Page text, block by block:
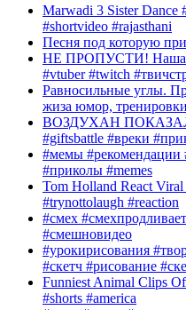
Marwadi 3 Sister Dance
#shortvideo #rajasthani
Песня под которую
НЕ ПРОПУСТИ! Наша
#vtuber #twitch
Равносильные углы.
жиза юмор,
ВОЗДУХАН
#giftsbattle #вреки
#мемы #рекомендации
#приколы #memes
Tom Holland React
#trynottolaugh #reaction
#смех
#смешновидео
#урокирисования
#скетч #рисование
Funniest Animal Clips
#shorts #america